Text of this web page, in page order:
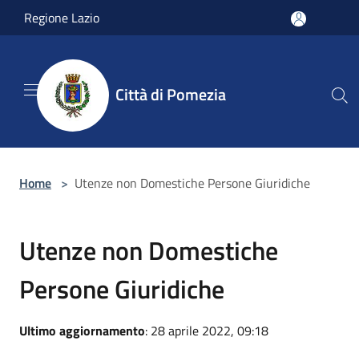
Salta al contenuto principale
Regione Lazio
Città di Pomezia
Home > Utenze non Domestiche Persone Giuridiche
Utenze non Domestiche
Persone Giuridiche
Ultimo aggiornamento: 28 aprile 2022, 09:18